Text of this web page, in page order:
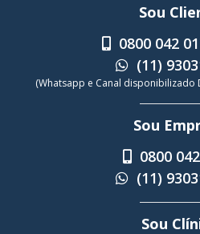
Sou
0800 042
(11)
(Whatsapp e Canal disponibilizado
Sou
0800
(11)
Sou